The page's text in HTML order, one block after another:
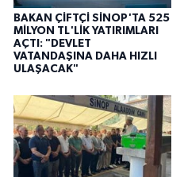
BAKAN ÇİFTÇİ SİNOP'TA 525
MİLYON TL'LİK YATIRIMLARI
AÇTI: "DEVLET
VATANDAŞINA DAHA HIZLI
ULAŞACAK"